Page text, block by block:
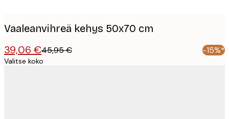
Vaaleanvihreä kehys 50x70 cm
39,06 €45,95 € -15%*
Valitse koko